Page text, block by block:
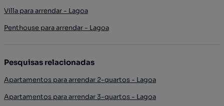
Villa para arrendar - Lagoa
Penthouse para arrendar - Lagoa
Pesquisas relacionadas
Apartamentos para arrendar 2-quartos - Lagoa
Apartamentos para arrendar 3-quartos - Lagoa